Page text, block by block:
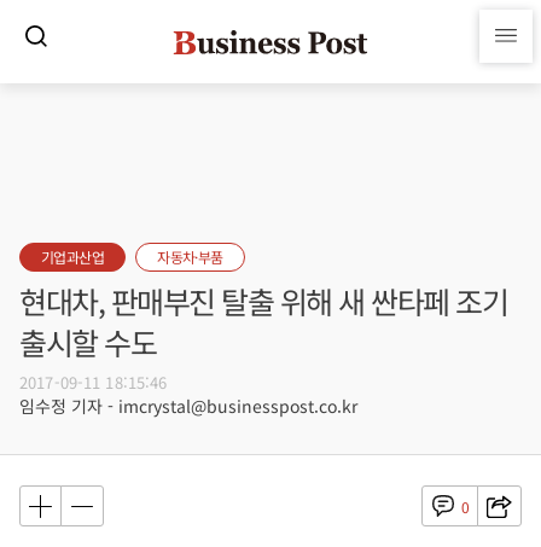
기업과산업 자동차·부품
현대차, 판매부진 탈출 위해 새 싼타페 조기
출시할 수도
2017-09-11 18:15:46
임수정 기자 - imcrystal@businesspost.co.kr
0